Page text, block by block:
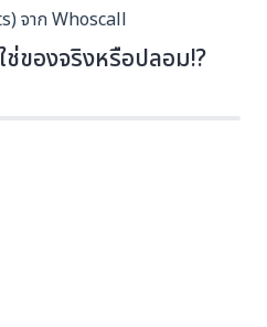
จาก Whoscall
ของจริงหรือปลอม!?